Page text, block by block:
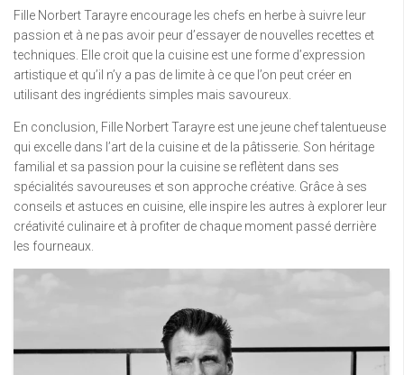
Fille Norbert Tarayre encourage les chefs en herbe à suivre leur
passion et à ne pas avoir peur d’essayer de nouvelles recettes et
techniques. Elle croit que la cuisine est une forme d’expression
artistique et qu’il n’y a pas de limite à ce que l’on peut créer en
utilisant des ingrédients simples mais savoureux.
En conclusion, Fille Norbert Tarayre est une jeune chef talentueuse
qui excelle dans l’art de la cuisine et de la pâtisserie. Son héritage
familial et sa passion pour la cuisine se reflètent dans ses
spécialités savoureuses et son approche créative. Grâce à ses
conseils et astuces en cuisine, elle inspire les autres à explorer leur
créativité culinaire et à profiter de chaque moment passé derrière
les fourneaux.